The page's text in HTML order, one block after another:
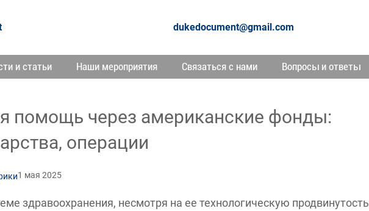
dukedocument@gmail.com
и статьи Наши мероприятия Связаться с нами Вопросы и ответы
помощь через американские фонды:
операции
1 мая 2025
здравоохранения, несмотря на ее технологическую продвинутость